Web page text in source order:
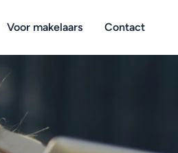
Voor makelaars Contact